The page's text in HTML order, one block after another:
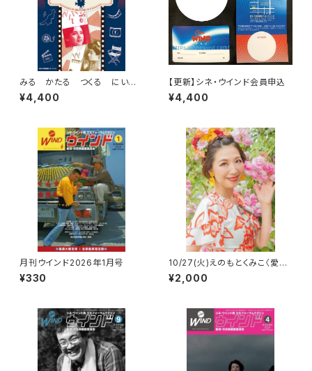
みる かたる つくる にいが
た映画130年史
¥4,400
【更新】シネ・ウインド会員申込
¥4,400
月刊ウインド2026年1月号
¥330
10/27(火)えのもとくみこ〈愛し
の映画主題歌を歌う〉ライブ前
売券
¥2,000